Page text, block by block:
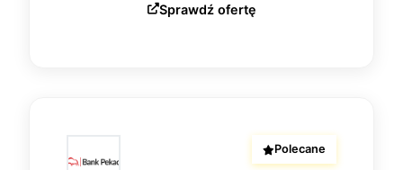
Sprawdź ofertę
Polecane